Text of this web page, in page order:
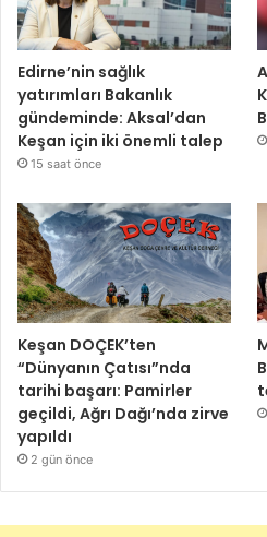
Edirne’nin sağlık
yatırımları Bakanlık
gündeminde: Aksal’dan
Keşan için iki önemli talep
15 saat önce
Keşan DOÇEK’ten
“Dünyanın Çatısı”nda
tarihi başarı: Pamirler
geçildi, Ağrı Dağı’nda zirve
yapıldı
2 gün önce